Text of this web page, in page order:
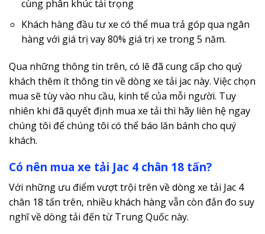
cùng phân khúc tải trọng
Khách hàng đầu tư xe có thể mua trả góp qua ngân
hàng với giá trị vay 80% giá trị xe trong 5 năm.
Qua những thông tin trên, có lẽ đã cung cấp cho quý
khách thêm ít thông tin về dòng xe tải jac này. Việc chọn
mua sẽ tùy vào nhu cầu, kinh tế của mỗi người. Tuy
nhiên khi đã quyết định mua xe tải thì hãy liên hệ ngay
chúng tôi để chúng tôi có thể báo lăn bánh cho quý
khách.
Có nên mua xe tải Jac 4 chân 18 tấn?
Với những ưu điểm vượt trội trên về dòng xe tải Jac 4
chân 18 tấn trên, nhiều khách hàng vẫn còn đắn đo suy
nghĩ về dòng tải đến từ Trung Quốc này.